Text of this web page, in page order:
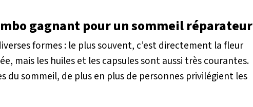
gagnant pour un sommeil réparateur
formes : le plus souvent, c’est directement la fleur
mais les huiles et les capsules sont aussi très courantes.
du sommeil, de plus en plus de personnes privilégient les